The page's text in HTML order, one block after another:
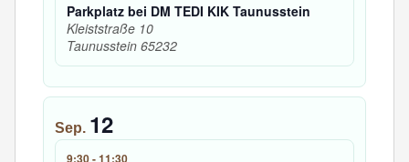
Parkplatz bei DM TEDI KIK Taunusstein
Kleiststraße 10
Taunusstein 65232
Sep. 12
9:30-11:30